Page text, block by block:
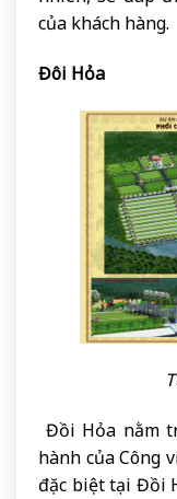
của khách hàng.
Đôi Hỏa
Đồi Hỏa nằm
hành của Công
đặc biệt tại Đồi